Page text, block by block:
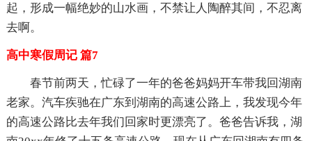
起，形成一幅绝妙的山水画，不禁让人陶醉其间，不忍离
去啊。
高中寒假周记 篇7
春节前两天，忙碌了一年的爸爸妈妈开车带我回湖南
老家。汽车疾驰在广东到湖南的高速公路上，我发现今年
的高速公路比去年我们回家时更漂亮了。爸爸告诉我，湖